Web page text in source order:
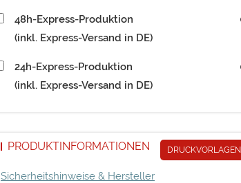
48h-Express-Produktion
(inkl. Express-Versand in DE)
24h-Express-Produktion
(inkl. Express-Versand in DE)
PRODUKTINFORMATIONEN DRUCKVORLAGEN
Sicherheitshinweise & Hersteller